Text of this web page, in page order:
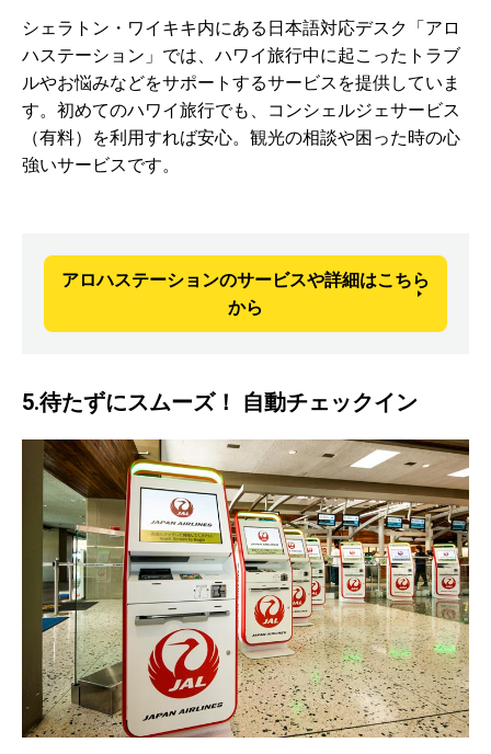
シェラトン・ワイキキ内にある日本語対応デスク「アロ
ハステーション」では、ハワイ旅行中に起こったトラブ
ルやお悩みなどをサポートするサービスを提供していま
す。初めてのハワイ旅行でも、コンシェルジェサービス
（有料）を利用すれば安心。観光の相談や困った時の心
強いサービスです。
アロハステーションのサービスや詳細はこちら
から
5.待たずにスムーズ！ 自動チェックイン